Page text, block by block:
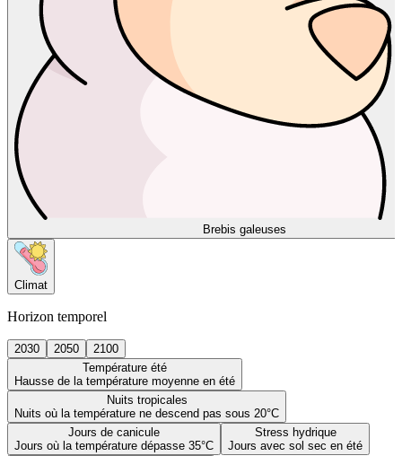
Brebis galeuses
Climat
Horizon temporel
2030 2050
2100
Température été
Hausse de la température moyenne en été
Nuits tropicales
Nuits où la température ne descend pas sous 20°C
Jours de canicule
Jours où la température dépasse 35°C
Stress hydrique
Jours avec sol sec en été